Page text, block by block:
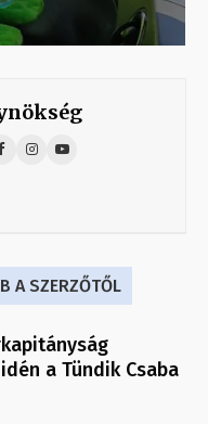
A SZERZŐTŐL
a Tündik Csaba